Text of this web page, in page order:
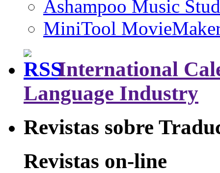
Ashampoo Music
MiniTool
International
Language Industry
Revistas sobre
Revistas on-line